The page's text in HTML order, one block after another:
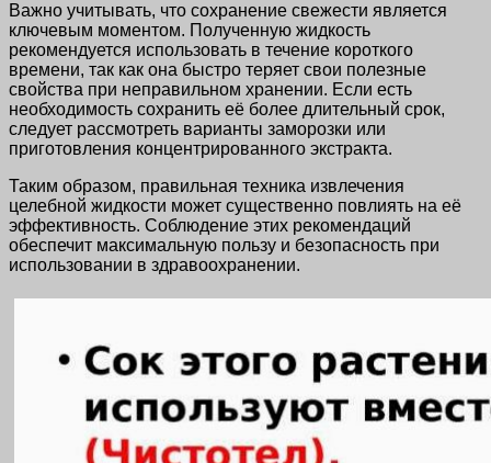
Важно учитывать, что сохранение свежести является
ключевым моментом. Полученную жидкость
рекомендуется использовать в течение короткого
времени, так как она быстро теряет свои полезные
свойства при неправильном хранении. Если есть
необходимость сохранить её более длительный срок,
следует рассмотреть варианты заморозки или
приготовления концентрированного экстракта.
Таким образом, правильная техника извлечения
целебной жидкости может существенно повлиять на её
эффективность. Соблюдение этих рекомендаций
обеспечит максимальную пользу и безопасность при
использовании в здравоохранении.